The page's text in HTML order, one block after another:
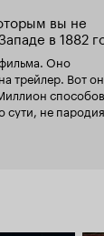
вы не
в 1882
Оно
трейлер. Вот
способов
сути, не пародия,
и его
завёрнутый в